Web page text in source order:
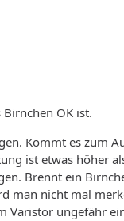
OK ist.
Kommt es zum
ist etwas höher
Brennt ein
man nicht mal
Varistor ungefähr